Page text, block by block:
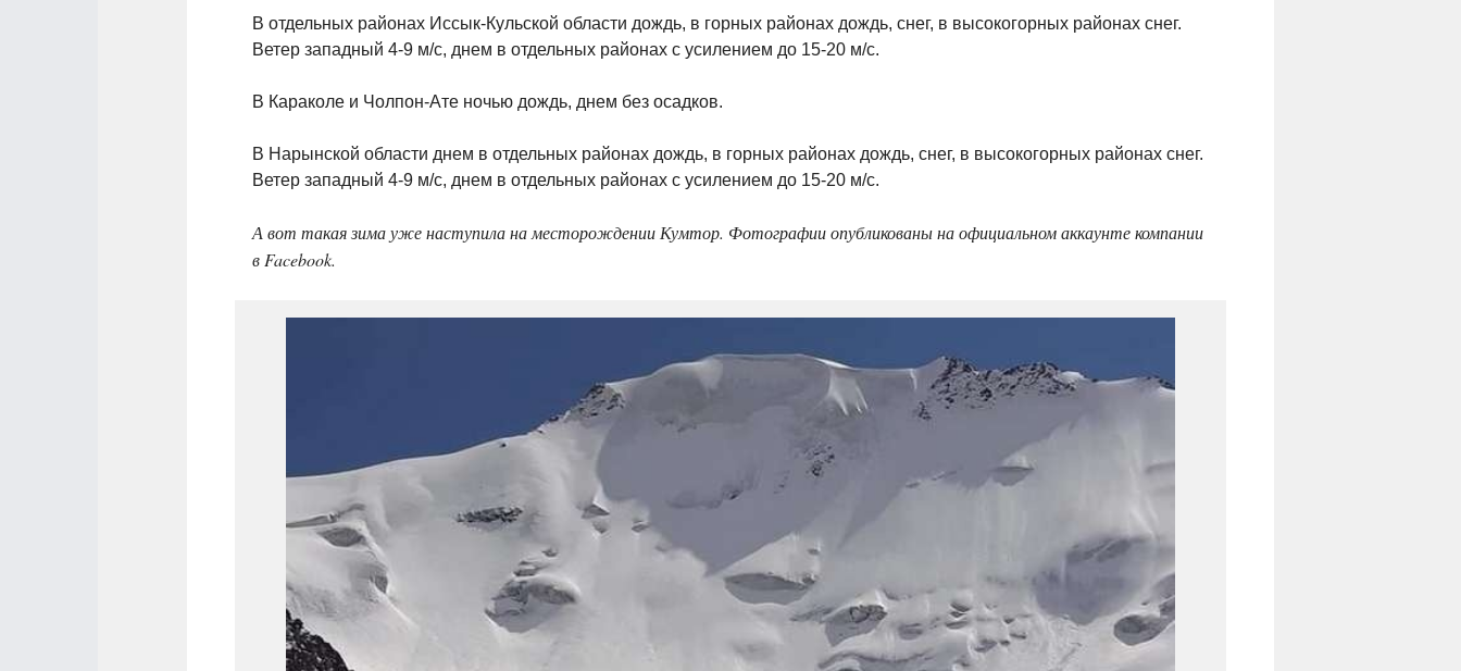
В отдельных районах Иссык-Кульской области дождь, в горных районах дождь, снег, в высокогорных районах снег.
Ветер западный 4-9 м/с, днем в отдельных районах с усилением до 15-20 м/с.
В Караколе и Чолпон-Ате ночью дождь, днем без осадков.
В Нарынской области днем в отдельных районах дождь, в горных районах дождь, снег, в высокогорных районах снег.
Ветер западный 4-9 м/с, днем в отдельных районах с усилением до 15-20 м/с.
А вот такая зима уже наступила на месторождении Кумтор. Фотографии опубликованы на официальном аккаунте компании
в Facebook.